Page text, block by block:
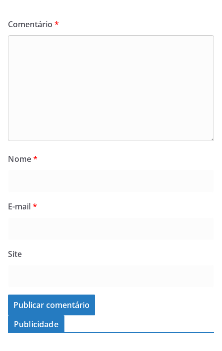
Comentário *
Nome*
E-mail*
Site
Publicidade